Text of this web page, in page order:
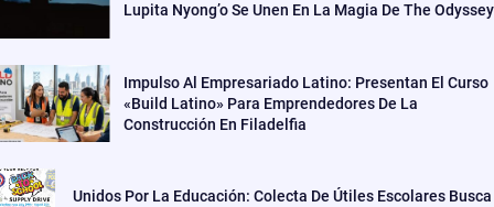
Lupita Nyong’o Se Unen En La Magia De The Odyssey
Impulso Al Empresariado Latino: Presentan El Curso
«Build Latino» Para Emprendedores De La
Construcción En Filadelfia
Unidos Por La Educación: Colecta De Útiles Escolares Busca